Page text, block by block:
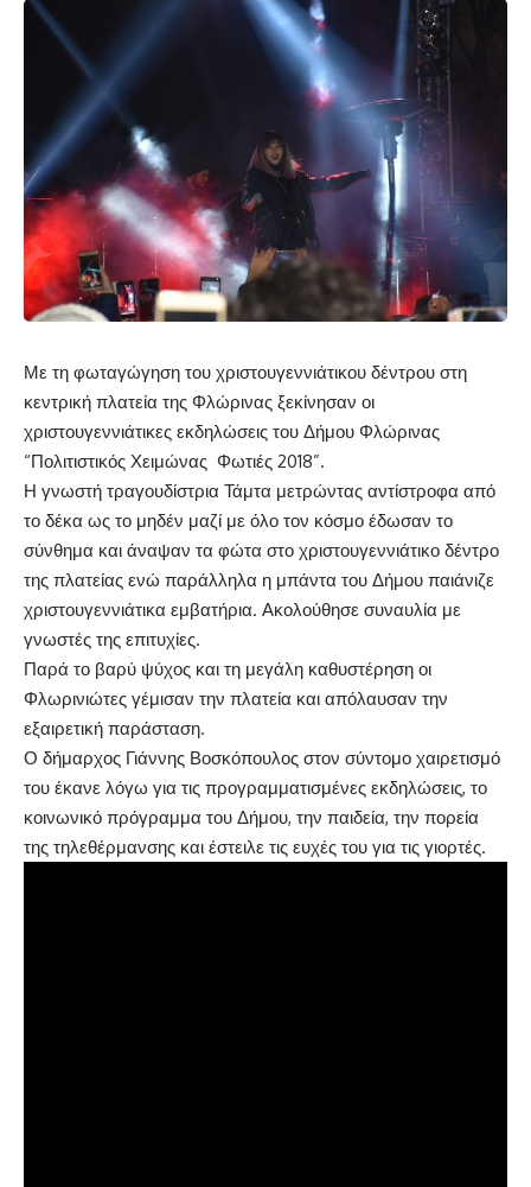
Με τη φωταγώγηση του χριστουγεννιάτικου δέντρου στη
κεντρική πλατεία της Φλώρινας ξεκίνησαν οι
χριστουγεννιάτικες εκδηλώσεις του Δήμου Φλώρινας
“Πολιτιστικός Χειμώνας Φωτιές 2018”.
Η γνωστή τραγουδίστρια Τάμτα μετρώντας αντίστροφα από
το δέκα ως το μηδέν μαζί με όλο τον κόσμο έδωσαν το
σύνθημα και άναψαν τα φώτα στο χριστουγεννιάτικο δέντρο
της πλατείας ενώ παράλληλα η μπάντα του Δήμου παιάνιζε
χριστουγεννιάτικα εμβατήρια. Ακολούθησε συναυλία με
γνωστές της επιτυχίες.
Παρά το βαρύ ψύχος και τη μεγάλη καθυστέρηση οι
Φλωρινιώτες γέμισαν την πλατεία και απόλαυσαν την
εξαιρετική παράσταση.
Ο δήμαρχος Γιάννης Βοσκόπουλος στον σύντομο χαιρετισμό
του έκανε λόγω για τις προγραμματισμένες εκδηλώσεις, το
κοινωνικό πρόγραμμα του Δήμου, την παιδεία, την πορεία
της τηλεθέρμανσης και έστειλε τις ευχές του για τις γιορτές.